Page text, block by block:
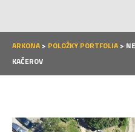
ARKONA > POLOŽKY PORTFOLIA >
KAČEROV